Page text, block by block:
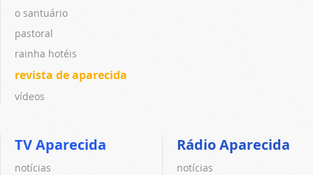
o santuário
pastoral
rainha hotéis
revista de aparecida
vídeos
TV Aparecida
notícias
Rádio Aparecida
notícias